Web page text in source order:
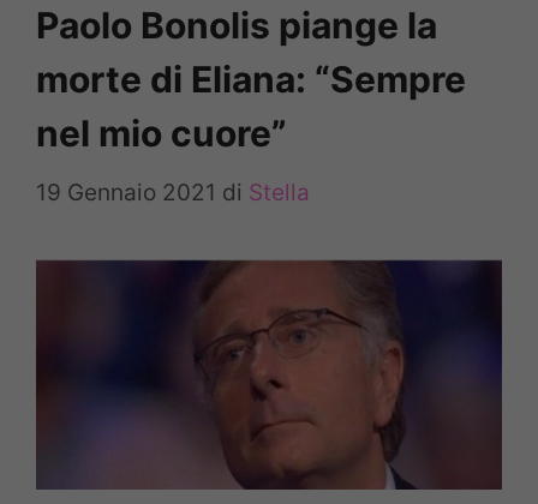
Paolo Bonolis piange la
morte di Eliana: “Sempre
nel mio cuore”
19 Gennaio 2021 di Stella